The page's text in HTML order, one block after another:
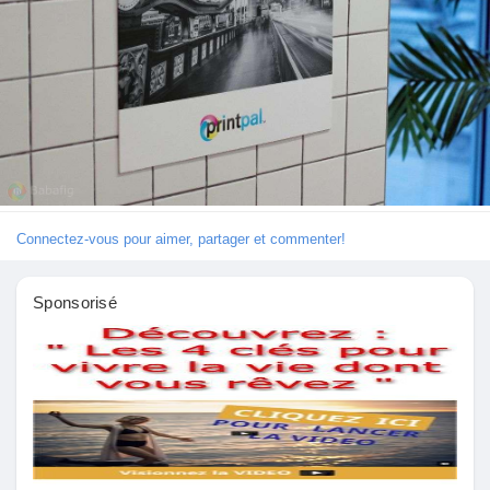
Découvrir Marketplace
Mes produits
Mes groupes
Découvrir Pages
Connectez-vous pour aimer, partager et commenter!
Sponsorisé